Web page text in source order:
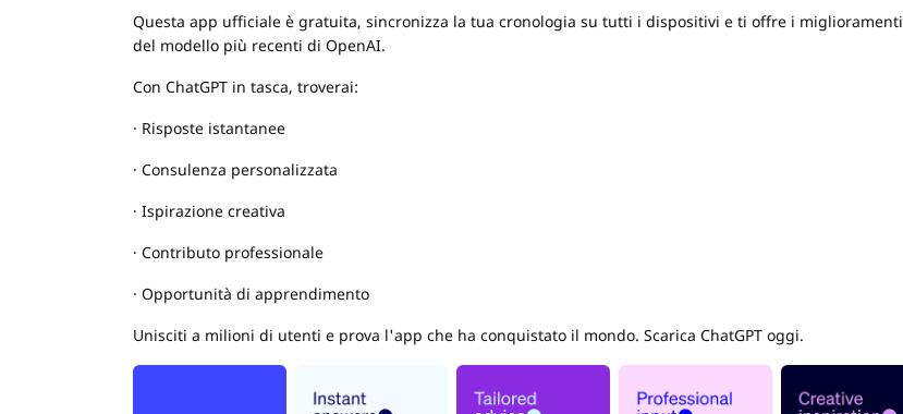
Questa app ufficiale è gratuita, sincronizza la tua cronologia su tutti i dispositivi e ti offre i miglioramenti
del modello più recenti di OpenAI.
Con ChatGPT in tasca, troverai:
· Risposte istantanee
· Consulenza personalizzata
· Ispirazione creativa
· Contributo professionale
· Opportunità di apprendimento
Unisciti a milioni di utenti e prova l'app che ha conquistato il mondo. Scarica ChatGPT oggi.